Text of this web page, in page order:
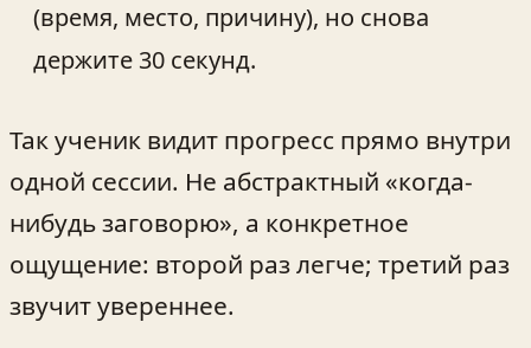
(время, место, причину), но снова
держите 30 секунд.
Так ученик видит прогресс прямо внутри
одной сессии. Не абстрактный «когда-
нибудь заговорю», а конкретное
ощущение: второй раз легче; третий раз
звучит увереннее.